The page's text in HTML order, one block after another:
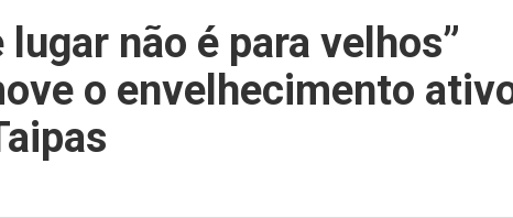
lugar não é para velhos”
o envelhecimento